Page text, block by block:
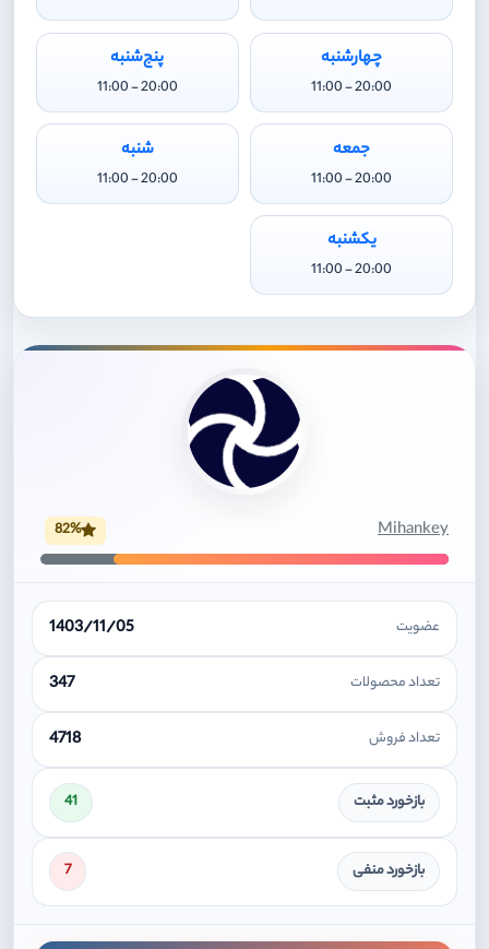
چهارشنبه
20:00 - 11:00
پنج‌شنبه
20:00 - 11:00
جمعه
20:00 - 11:00
شنبه
20:00 - 11:00
یکشنبه
20:00 - 11:00
Mihankey
82%
عضویت 1403/11/05
تعداد محصولات 347
تعداد فروش 4718
بازخورد مثبت 41
بازخورد منفی 7